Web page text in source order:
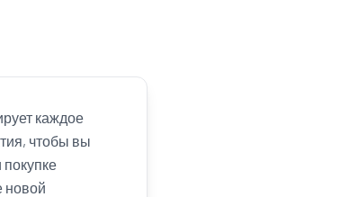
каждое
чтобы вы
новой